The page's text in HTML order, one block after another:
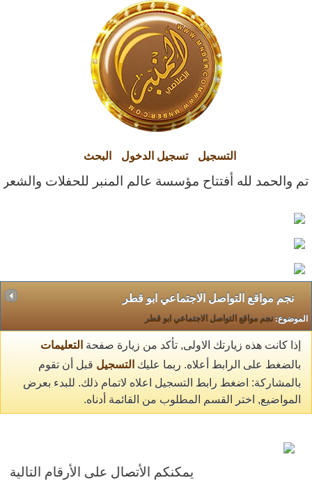
التسجيل تسجيل الدخول البحث
تم والحمد لله أفتتاح مؤسسة عالم المنبر للحفلات
نجم مواقع التواصل الاجتماعي ابو قطر
الموضوع: نجم مواقع التواصل الاجتماعي ابو قطر
إذا كانت هذه زيارتك الاولى, تأكد من زيارة صفحة التعليمات
بالضغط على الرابط أعلاه. ربما عليك التسجيل قبل أن تقوم
بالمشاركة: اضغط رابط التسجيل اعلاه لاتمام ذلك. للبدء بعرض
المواضيع, اختر القسم المطلوب من القائمة أدناه.
يمكنكم الأتصال على الأرقام التالية 0504662195 0545667069